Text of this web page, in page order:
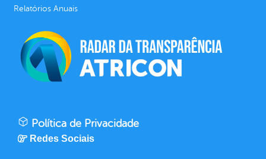
Relatórios Anuais
Política de Privacidade
Redes Sociais